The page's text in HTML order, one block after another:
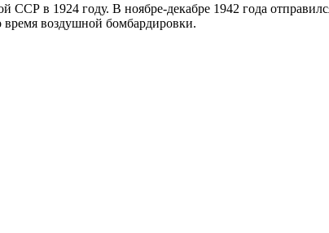
в 1924 году. В ноябре-декабре 1942 года
время воздушной бомбардировки.